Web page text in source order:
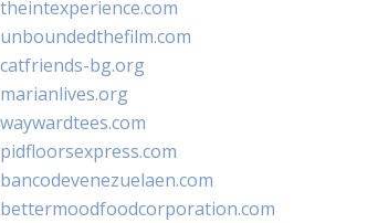
theintexperience.com
unboundedthefilm.com
catfriends-bg.org
marianlives.org
waywardtees.com
pidfloorsexpress.com
bancodevenezuelaen.com
bettermoodfoodcorporation.com